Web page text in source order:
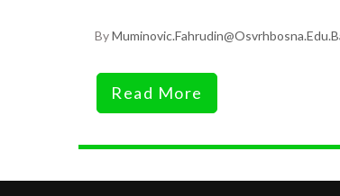
By
Read More